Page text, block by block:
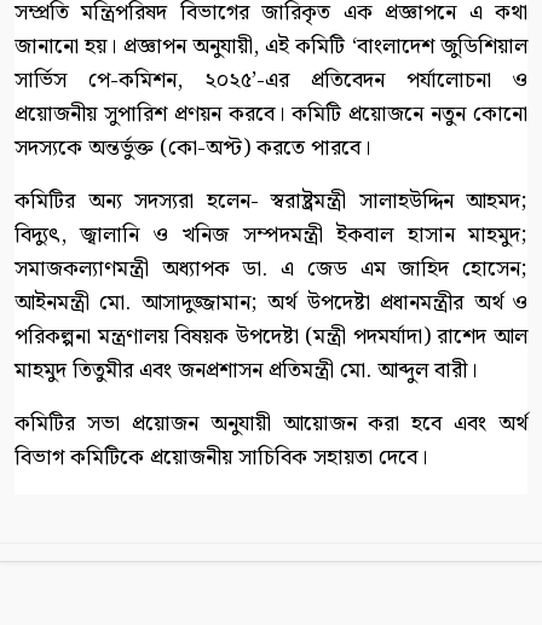
সম্প্রতি মন্ত্রিপরিষদ বিভাগের জারিকৃত এক প্রজ্ঞাপনে এ কথা
জানানো হয়। প্রজ্ঞাপন অনুযায়ী, এই কমিটি ‘বাংলাদেশ জুডিশিয়াল
সার্ভিস পে-কমিশন, ২০২৫’-এর প্রতিবেদন পর্যালোচনা ও
প্রয়োজনীয় সুপারিশ প্রণয়ন করবে। কমিটি প্রয়োজনে নতুন কোনো
সদস্যকে অন্তর্ভুক্ত (কো-অপ্ট) করতে পারবে।
কমিটির অন্য সদস্যরা হলেন- স্বরাষ্ট্রমন্ত্রী সালাহউদ্দিন আহমদ;
বিদ্যুৎ, জ্বালানি ও খনিজ সম্পদমন্ত্রী ইকবাল হাসান মাহমুদ;
সমাজকল্যাণমন্ত্রী অধ্যাপক ডা. এ জেড এম জাহিদ হোসেন;
আইনমন্ত্রী মো. আসাদুজ্জামান; অর্থ উপদেষ্টা প্রধানমন্ত্রীর অর্থ ও
পরিকল্পনা মন্ত্রণালয় বিষয়ক উপদেষ্টা (মন্ত্রী পদমর্যাদা) রাশেদ আল
মাহমুদ তিতুমীর এবং জনপ্রশাসন প্রতিমন্ত্রী মো. আব্দুল বারী।
কমিটির সভা প্রয়োজন অনুযায়ী আয়োজন করা হবে এবং অর্থ
বিভাগ কমিটিকে প্রয়োজনীয় সাচিবিক সহায়তা দেবে।